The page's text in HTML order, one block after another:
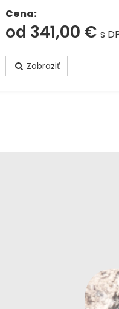
Cena:
od 341,00 € s
Zobraziť